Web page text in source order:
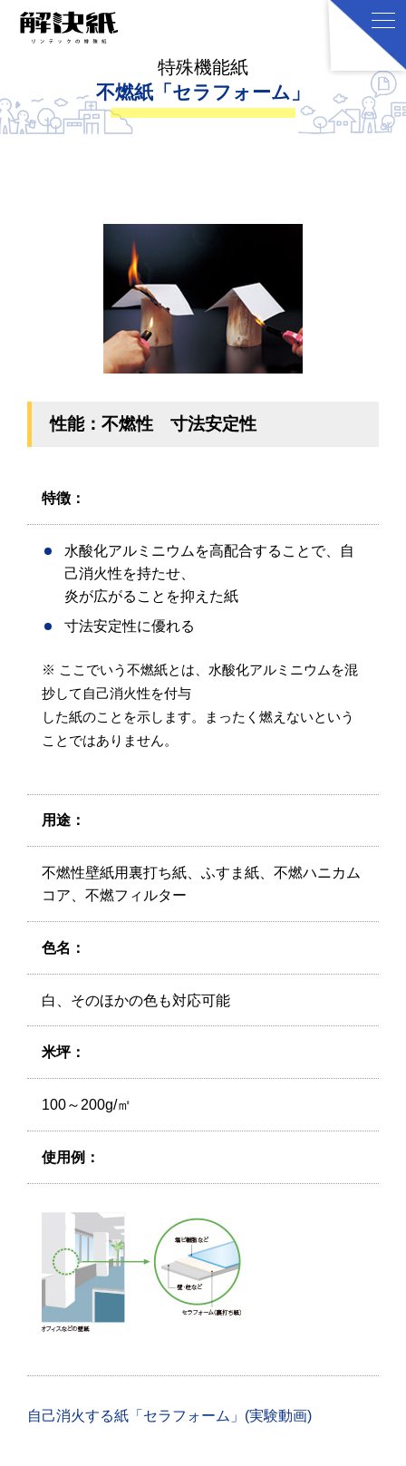
特殊機能紙
不燃紙「セラフォーム」
性能：不燃性 寸法安定性
特徴：
水酸化アルミニウムを高配合することで、自
己消火性を持たせ、
炎が広がることを抑えた紙
寸法安定性に優れる
※ ここでいう不燃紙とは、水酸化アルミニウムを混
抄して自己消火性を付与
した紙のことを示します。まったく燃えないという
ことではありません。
用途：
不燃性壁紙用裏打ち紙、ふすま紙、不燃ハニカム
コア、不燃フィルター
色名：
白、そのほかの色も対応可能
米坪：
100～200g/㎡
使用例：
自己消火する紙「セラフォーム」(実験動画)